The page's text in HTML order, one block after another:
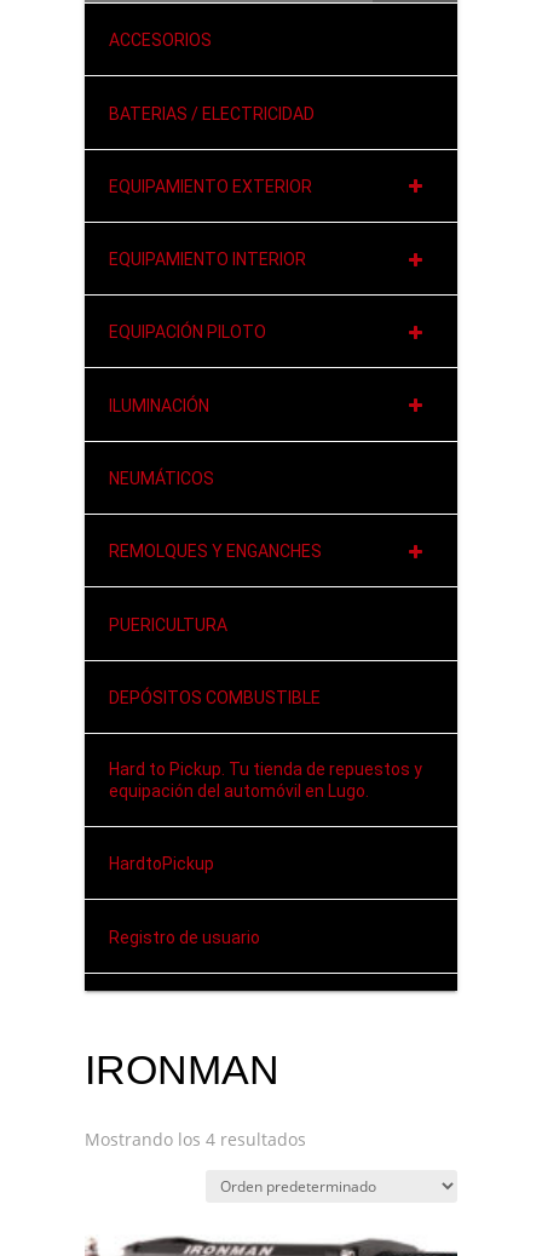
ACCESORIOS
BATERIAS / ELECTRICIDAD
EQUIPAMIENTO EXTERIOR
EQUIPAMIENTO INTERIOR
EQUIPACIÓN PILOTO
ILUMINACIÓN
NEUMÁTICOS
REMOLQUES Y ENGANCHES
PUERICULTURA
DEPÓSITOS COMBUSTIBLE
Hard to Pickup. Tu tienda de repuestos y
equipación del automóvil en Lugo.
HardtoPickup
Registro de usuario
IRONMAN
Mostrando los 4 resultados